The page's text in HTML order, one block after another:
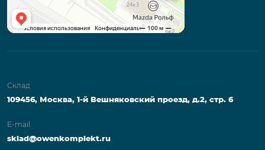
Склад
109456, Москва, 1-й Вешняковский проезд, д.2, стр. 6
E-mail
sklad@owenkomplekt.ru